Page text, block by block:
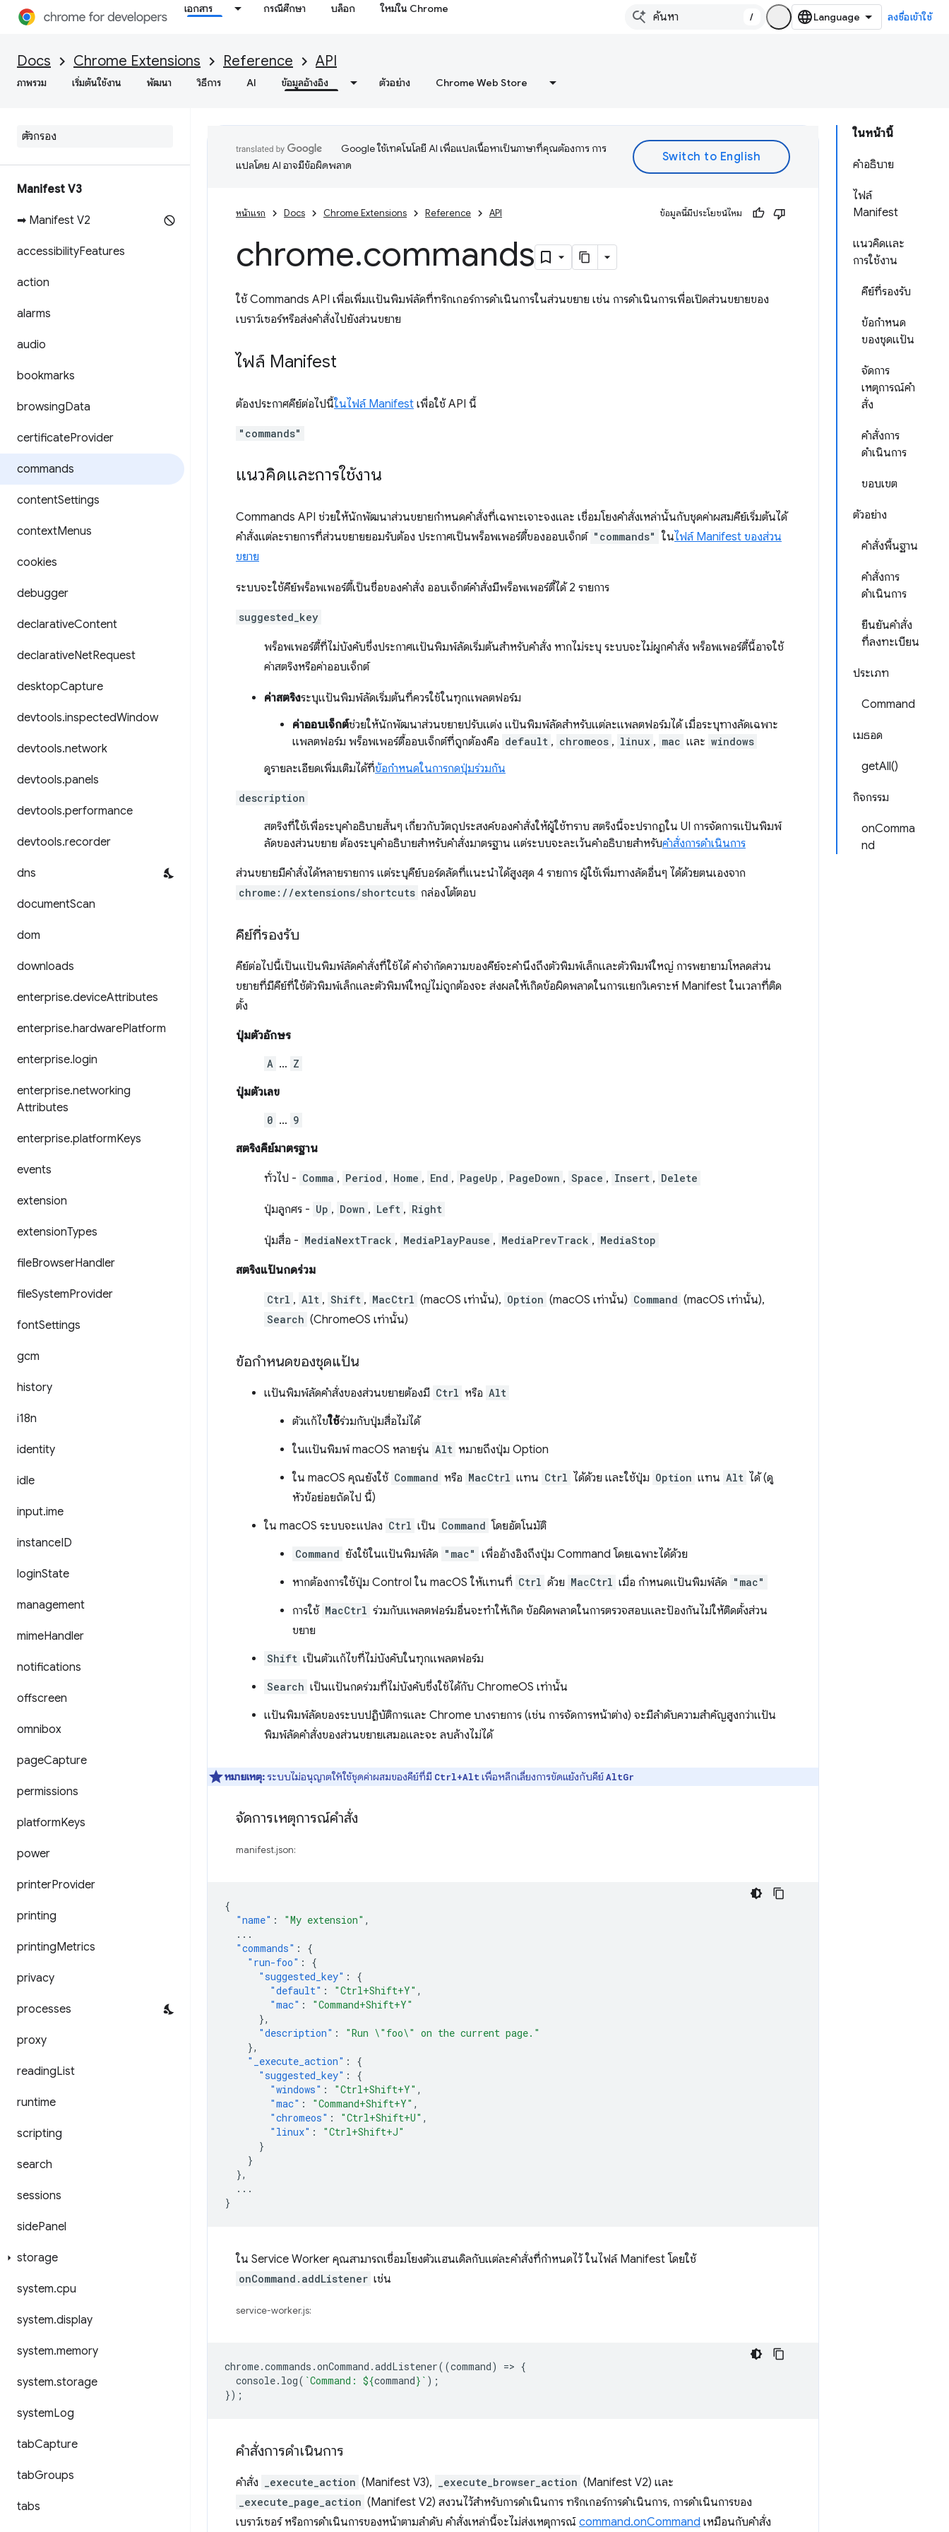
เอกสาร กรณีศึกษา บล็อก ใหม่ใน Chrome
/ ลงชื่อเข้าใช้
Docs Chrome Extensions Reference API
ภาพรวม เริ่มต้นใช้งาน พัฒนา วิธีการ AI ข้อมูลอ้างอิง ตัวอย่าง Chrome Web Store
Manifest V3
➡ Manifest V2
accessibilityFeatures
action
alarms
audio
bookmarks
browsingData
certificateProvider
commands
contentSettings
contextMenus
cookies
debugger
declarativeContent
declarativeNetRequest
desktopCapture
devtools.inspectedWindow
devtools.network
devtools.panels
devtools.performance
devtools.recorder
dns
documentScan
dom
downloads
enterprise.deviceAttributes
enterprise.hardwarePlatform
enterprise.login
enterprise.networking
Attributes
enterprise.platformKeys
events
extension
extensionTypes
fileBrowserHandler
fileSystemProvider
fontSettings
gcm
history
i18n
identity
idle
input.ime
instanceID
loginState
management
mimeHandler
notifications
offscreen
omnibox
pageCapture
permissions
platformKeys
power
printerProvider
printing
printingMetrics
privacy
processes
proxy
readingList
runtime
scripting
search
sessions
sidePanel
storage
system.cpu
system.display
system.memory
system.storage
systemLog
tabCapture
tabGroups
tabs
ในหน้านี้
คำอธิบาย
ไฟล์
Manifest
แนวคิดและ
การใช้งาน
คีย์ที่รองรับ
ข้อกำหนด
ของชุดแป้น
จัดการ
เหตุการณ์คำ
สั่ง
คำสั่งการ
ดำเนินการ
ขอบเขต
ตัวอย่าง
คำสั่งพื้นฐาน
คำสั่งการ
ดำเนินการ
ยืนยันคำสั่ง
ที่ลงทะเบียน
ประเภท
Command
เมธอด
getAll()
กิจกรรม
onComma
nd
Google ใช้เทคโนโลยี AI เพื่อแปลเนื้อหาเป็นภาษาที่คุณต้องการ การ
แปลโดย AI อาจมีข้อผิดพลาด
หน้าแรก Docs Chrome Extensions Reference API ข้อมูลนี้มีประโยชน์ไหม
chrome.commands
ใช้ Commands API เพื่อเพิ่มแป้นพิมพ์ลัดที่ทริกเกอร์การดำเนินการในส่วนขยาย เช่น การดำเนินการเพื่อเปิดส่วนขยายของ
เบราว์เซอร์หรือส่งคำสั่งไปยังส่วนขยาย
ไฟล์ Manifest
ต้องประกาศคีย์ต่อไปนี้ในไฟล์ Manifest เพื่อใช้ API นี้
"commands"
แนวคิดและการใช้งาน
Commands API ช่วยให้นักพัฒนาส่วนขยายกำหนดคำสั่งที่เฉพาะเจาะจงและ เชื่อมโยงคำสั่งเหล่านั้นกับชุดค่าผสมคีย์เริ่มต้นได้
คำสั่งแต่ละรายการที่ส่วนขยายยอมรับต้อง ประกาศเป็นพร็อพเพอร์ตี้ของออบเจ็กต์ "commands" ในไฟล์ Manifest ของส่วน
ขยาย
ระบบจะใช้คีย์พร็อพเพอร์ตี้เป็นชื่อของคำสั่ง ออบเจ็กต์คำสั่งมีพร็อพเพอร์ตี้ได้ 2 รายการ
suggested_key
พร็อพเพอร์ตี้ที่ไม่บังคับซึ่งประกาศแป้นพิมพ์ลัดเริ่มต้นสำหรับคำสั่ง หากไม่ระบุ ระบบจะไม่ผูกคำสั่ง พร็อพเพอร์ตี้นี้อาจใช้
ค่าสตริงหรือค่าออบเจ็กต์
ค่าสตริงระบุแป้นพิมพ์ลัดเริ่มต้นที่ควรใช้ในทุกแพลตฟอร์ม
ค่าออบเจ็กต์ช่วยให้นักพัฒนาส่วนขยายปรับแต่ง แป้นพิมพ์ลัดสำหรับแต่ละแพลตฟอร์มได้ เมื่อระบุทางลัดเฉพาะ
แพลตฟอร์ม พร็อพเพอร์ตี้ออบเจ็กต์ที่ถูกต้องคือ default , chromeos , linux , mac และ windows
ดูรายละเอียดเพิ่มเติมได้ที่ข้อกำหนดในการกดปุ่มร่วมกัน
description
สตริงที่ใช้เพื่อระบุคำอธิบายสั้นๆ เกี่ยวกับวัตถุประสงค์ของคำสั่งให้ผู้ใช้ทราบ สตริงนี้จะปรากฏใน UI การจัดการแป้นพิมพ์
ลัดของส่วนขยาย ต้องระบุคำอธิบายสำหรับคำสั่งมาตรฐาน แต่ระบบจะละเว้นคำอธิบายสำหรับคำสั่งการดำเนินการ
ส่วนขยายมีคำสั่งได้หลายรายการ แต่ระบุคีย์บอร์ดลัดที่แนะนำได้สูงสุด 4 รายการ ผู้ใช้เพิ่มทางลัดอื่นๆ ได้ด้วยตนเองจาก
chrome://extensions/shortcuts กล่องโต้ตอบ
คีย์ที่รองรับ
คีย์ต่อไปนี้เป็นแป้นพิมพ์ลัดคำสั่งที่ใช้ได้ คำจำกัดความของคีย์จะคำนึงถึงตัวพิมพ์เล็กและตัวพิมพ์ใหญ่ การพยายามโหลดส่วน
ขยายที่มีคีย์ที่ใช้ตัวพิมพ์เล็กและตัวพิมพ์ใหญ่ไม่ถูกต้องจะ ส่งผลให้เกิดข้อผิดพลาดในการแยกวิเคราะห์ Manifest ในเวลาที่ติด
ตั้ง
ปุ่มตัวอักษร
A … Z
ปุ่มตัวเลข
0 … 9
สตริงคีย์มาตรฐาน
ทั่วไป - Comma , Period , Home , End , PageUp , PageDown , Space , Insert , Delete
ปุ่มลูกศร - Up , Down , Left , Right
ปุ่มสื่อ - MediaNextTrack , MediaPlayPause , MediaPrevTrack , MediaStop
สตริงแป้นกดร่วม
Ctrl , Alt , Shift , MacCtrl (macOS เท่านั้น), Option (macOS เท่านั้น) Command (macOS เท่านั้น),
Search (ChromeOS เท่านั้น)
ข้อกำหนดของชุดแป้น
แป้นพิมพ์ลัดคำสั่งของส่วนขยายต้องมี Ctrl หรือ Alt
ตัวแก้ไขใช้ร่วมกับปุ่มสื่อไม่ได้
ในแป้นพิมพ์ macOS หลายรุ่น Alt หมายถึงปุ่ม Option
ใน macOS คุณยังใช้ Command หรือ MacCtrl แทน Ctrl ได้ด้วย และใช้ปุ่ม Option แทน Alt ได้ (ดู
หัวข้อย่อยถัดไป นี้)
ใน macOS ระบบจะแปลง Ctrl เป็น Command โดยอัตโนมัติ
Command ยังใช้ในแป้นพิมพ์ลัด "mac" เพื่ออ้างอิงถึงปุ่ม Command โดยเฉพาะได้ด้วย
หากต้องการใช้ปุ่ม Control ใน macOS ให้แทนที่ Ctrl ด้วย MacCtrl เมื่อ กำหนดแป้นพิมพ์ลัด "mac"
การใช้ MacCtrl ร่วมกับแพลตฟอร์มอื่นจะทำให้เกิด ข้อผิดพลาดในการตรวจสอบและป้องกันไม่ให้ติดตั้งส่วน
ขยาย
Shift เป็นตัวแก้ไขที่ไม่บังคับในทุกแพลตฟอร์ม
Search เป็นแป้นกดร่วมที่ไม่บังคับซึ่งใช้ได้กับ ChromeOS เท่านั้น
แป้นพิมพ์ลัดของระบบปฏิบัติการและ Chrome บางรายการ (เช่น การจัดการหน้าต่าง) จะมีลำดับความสำคัญสูงกว่าแป้น
พิมพ์ลัดคำสั่งของส่วนขยายเสมอและจะ ลบล้างไม่ได้
หมายเหตุ:ระบบไม่อนุญาตให้ใช้ชุดค่าผสมของคีย์ที่มี Ctrl+Alt เพื่อหลีกเลี่ยงการขัดแย้งกับคีย์AltGr
จัดการเหตุการณ์คำสั่ง
manifest.json:
{
"name" : "My extension" ,
...
"commands" :
{
"run-foo" :
{
"suggested_key" :
{
"default" : "Ctrl+Shift+Y" ,
"mac" :
"Command+Shift+Y"
},
"description" :
"Run \"foo\" on the current page."
},
"_execute_action" :
{
"suggested_key" :
{
"windows" : "Ctrl+Shift+Y" ,
"mac" : "Command+Shift+Y" ,
"chromeos" : "Ctrl+Shift+U" ,
"linux" :
"Ctrl+Shift+J"
}
}
},
...
}
ใน Service Worker คุณสามารถเชื่อมโยงตัวแฮนเดิลกับแต่ละคำสั่งที่กำหนดไว้ ในไฟล์ Manifest โดยใช้
onCommand.addListener เช่น
service-worker.js:
chrome.commands .onCommand .addListener((command) => {
console. log( `Command: ${command} ` );
});
คำสั่งการดำเนินการ
คำสั่ง _execute_action (Manifest V3), _execute_browser_action (Manifest V2) และ
_execute_page_action (Manifest V2) สงวนไว้สำหรับการดำเนินการ ทริกเกอร์การดำเนินการ, การดำเนินการของ
เบราว์เซอร์ หรือการดำเนินการของหน้าตามลำดับ คำสั่งเหล่านี้จะไม่ส่งเหตุการณ์ command.onCommand เหมือนกับคำสั่ง